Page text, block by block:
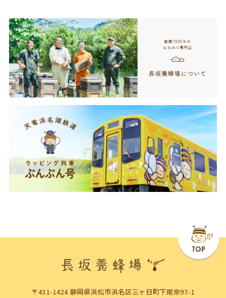
〒431-1424 静岡県浜松市浜名区三ヶ日町下尾奈97-1